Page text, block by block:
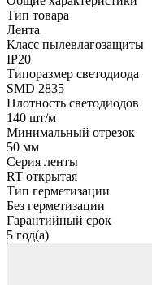
Тип товара
Лента
Класс пылевлагозащиты
IP20
Типоразмер светодиода
SMD 2835
Плотность светодиодов
140 шт/м
Минимальный отрезок
50 мм
Серия ленты
RT открытая
Тип герметизации
Без герметизации
Гарантийный срок
5 год(а)